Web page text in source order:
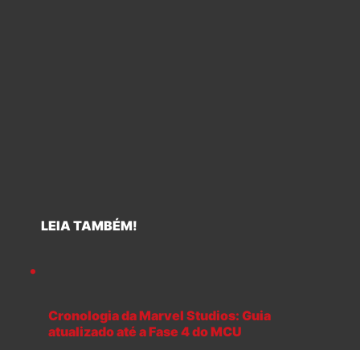
LEIA TAMBÉM!
Cronologia da Marvel Studios: Guia
atualizado até a Fase 4 do MCU